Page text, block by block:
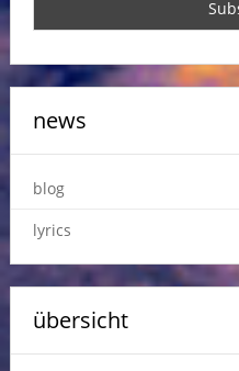
news
blog
lyrics
übersicht